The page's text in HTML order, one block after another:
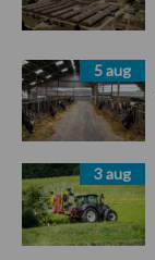
5 aug
3 aug